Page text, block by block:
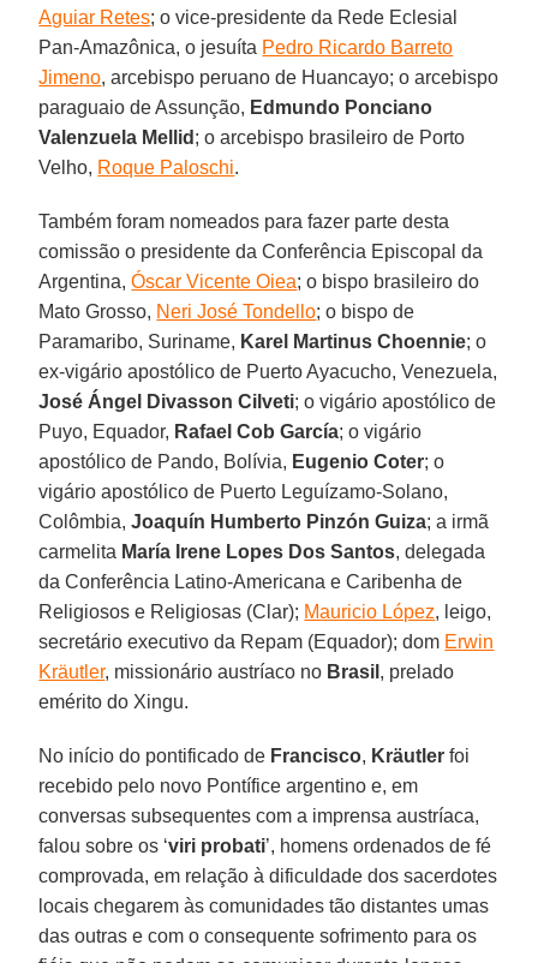
Aguiar Retes; o vice-presidente da Rede Eclesial
Pan-Amazônica, o jesuíta Pedro Ricardo Barreto
Jimeno, arcebispo peruano de Huancayo; o arcebispo
paraguaio de Assunção, Edmundo Ponciano
Valenzuela Mellid ; o arcebispo brasileiro de Porto
Velho, Roque Paloschi.
Também foram nomeados para fazer parte desta
comissão o presidente da Conferência Episcopal da
Argentina,Óscar Vicente Oiea; o bispo brasileiro do
Mato Grosso, Neri José Tondello; o bispo de
Paramaribo, Suriname, Karel Martinus Choennie; o
ex-vigário apostólico de Puerto Ayacucho, Venezuela,
José Ángel Divasson Cilveti; o vigário apostólico de
Puyo, Equador, Rafael Cob García; o vigário
apostólico de Pando, Bolívia, Eugenio Coter; o
vigário apostólico de Puerto Leguízamo-Solano,
Colômbia,Joaquín Humberto Pinzón Guiza; a irmã
carmelita María Irene Lopes Dos Santos, delegada
da Conferência Latino-Americana e Caribenha de
Religiosos e Religiosas (Clar); Mauricio López, leigo,
secretário executivo da Repam (Equador); dom Erwin
Kräutler, missionário austríaco no Brasil , prelado
emérito do Xingu.
No início do pontificado de Francisco, Kräutler foi
recebido pelo novo Pontífice argentino e, em
conversas subsequentes com a imprensa austríaca,
falou sobre os ‘viri probati’, homens ordenados de fé
comprovada, em relação à dificuldade dos sacerdotes
locais chegarem às comunidades tão distantes umas
das outras e com o consequente sofrimento para os